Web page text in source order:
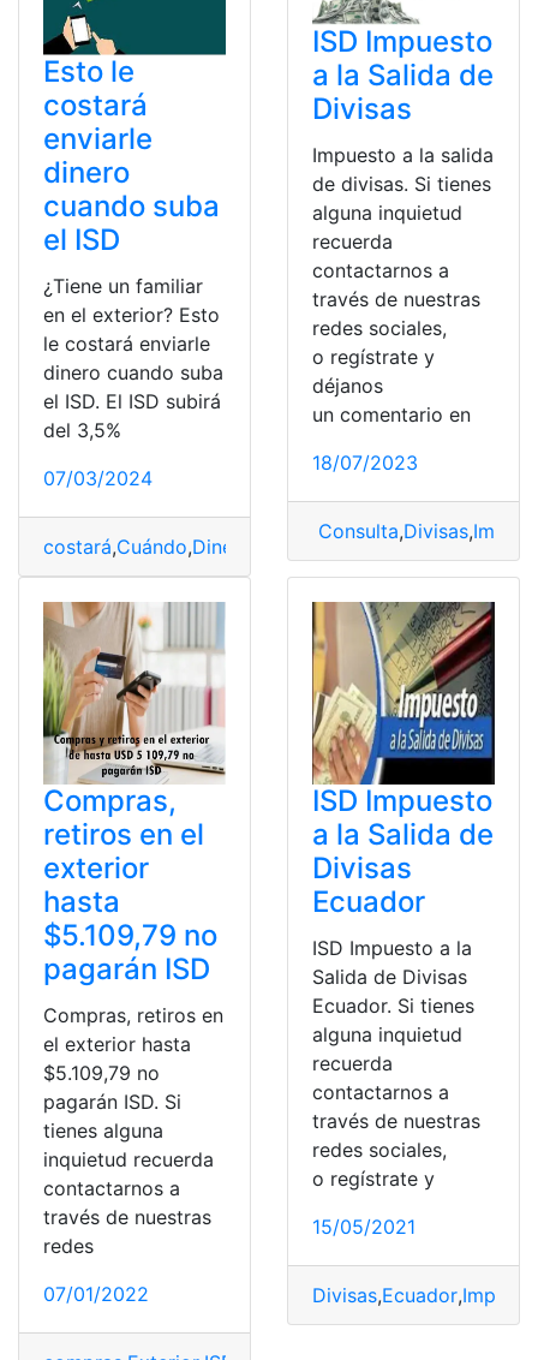
Esto le
costará
enviarle
dinero
cuando suba
el ISD
¿Tiene un familiar
en el exterior? Esto
le costará enviarle
dinero cuando suba
el ISD. El ISD subirá
del 3,5%
07/03/2024
costará,Cuándo,Dinero enviarle, Exterior,Familiar,ISD
ISD Impuesto
a la Salida de
Divisas
Impuesto a la salida
de divisas. Si tienes
alguna inquietud
recuerda
contactarnos a
través de nuestras
redes sociales,
o regístrate y
déjanos
un comentario en
18/07/2023
Consulta,Divisas,
Compras,
retiros en el
exterior
hasta
$5.109,79 no
pagarán ISD
Compras, retiros en
el exterior hasta
$5.109,79 no
pagarán ISD. Si
tienes alguna
inquietud recuerda
contactarnos a
través de nuestras
redes
07/01/2022
ISD Impuesto
a la Salida de
Divisas
Ecuador
ISD Impuesto a la
Salida de Divisas
Ecuador. Si tienes
alguna inquietud
recuerda
contactarnos a
través de nuestras
redes sociales,
o regístrate y
15/05/2021
Divisas,Ecuador,